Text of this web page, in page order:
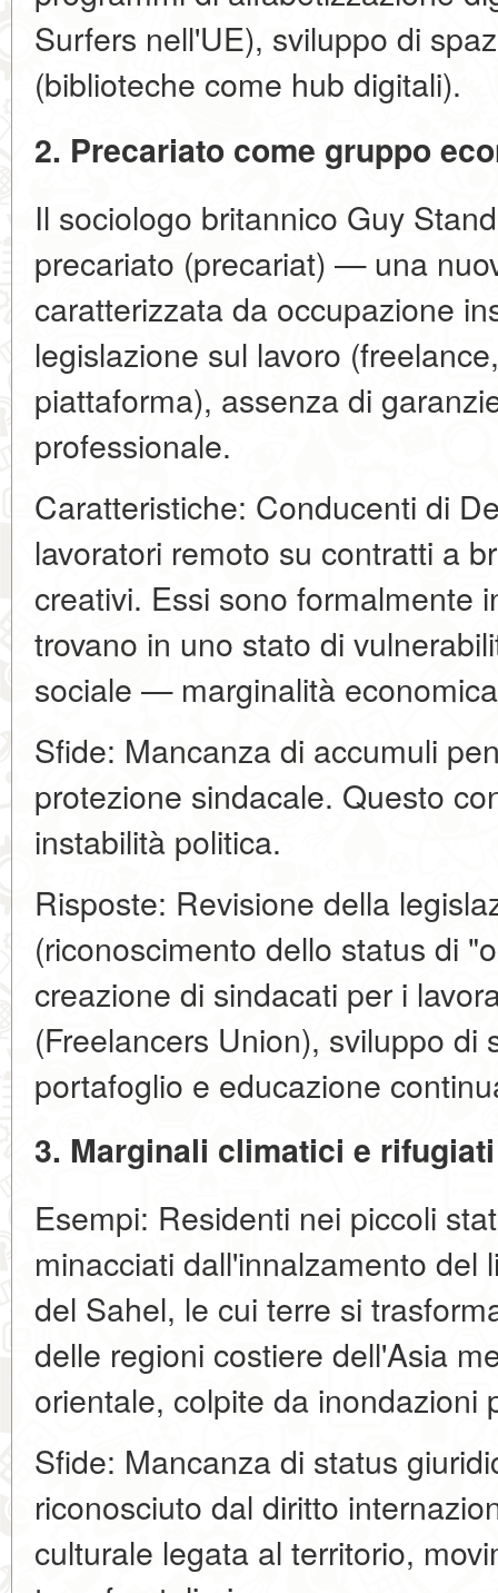
Surfers nell'UE), sviluppo di
(biblioteche come hub digitali).
2. Precariato come gruppo
Il sociologo britannico Guy
precariato (precariat) — una
caratterizzata da occupazione
legislazione sul lavoro
piattaforma), assenza di
professionale.
Caratteristiche: Conducenti di
lavoratori remoto su contratti a
creativi. Essi sono formalmente
trovano in uno stato di
sociale — marginalità
Sfide: Mancanza di accumuli
protezione sindacale. Questo
instabilità politica.
Risposte: Revisione della
(riconoscimento dello status di
creazione di sindacati per i
(Freelancers Union), sviluppo di
portafoglio e educazione
3. Marginali climatici e
Esempi: Residenti nei piccoli
minacciati dall'innalzamento del
del Sahel, le cui terre si
delle regioni costiere dell'Asia
orientale, colpite da inondazioni
Sfide: Mancanza di status
riconosciuto dal diritto
culturale legata al territorio,